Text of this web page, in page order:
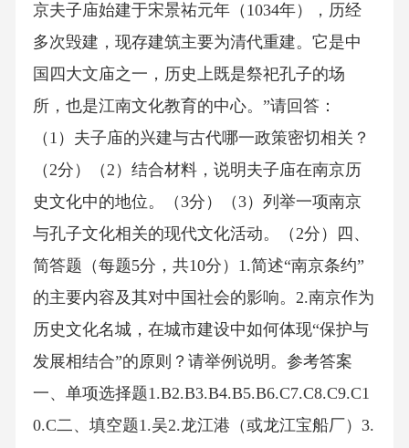
京夫子庙始建于宋景祐元年（1034年），历经
多次毁建，现存建筑主要为清代重建。它是中
国四大文庙之一，历史上既是祭祀孔子的场
所，也是江南文化教育的中心。”请回答：
（1）夫子庙的兴建与古代哪一政策密切相关？
（2分）（2）结合材料，说明夫子庙在南京历
史文化中的地位。（3分）（3）列举一项南京
与孔子文化相关的现代文化活动。（2分）四、
简答题（每题5分，共10分）1.简述“南京条约”
的主要内容及其对中国社会的影响。2.南京作为
历史文化名城，在城市建设中如何体现“保护与
发展相结合”的原则？请举例说明。参考答案
一、单项选择题1.B2.B3.B4.B5.B6.C7.C8.C9.C1
0.C二、填空题1.吴2.龙江港（或龙江宝船厂）3.